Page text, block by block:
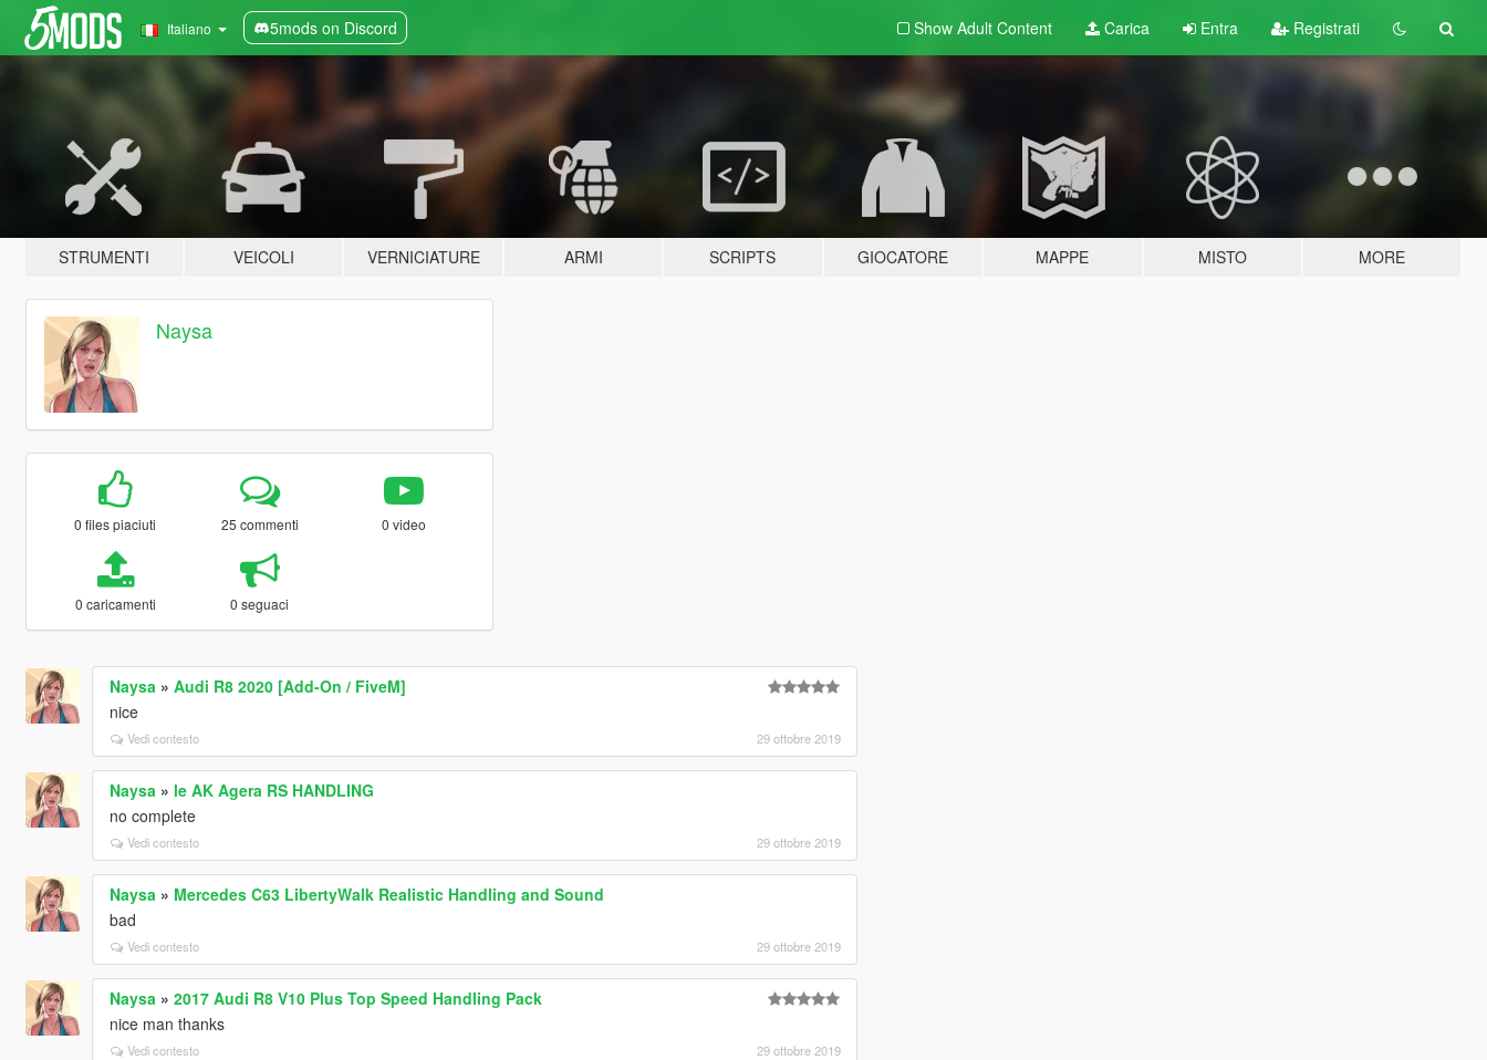
Italiano 5mods on Discord Show Adult Content Carica Entra Registrati
STRUMENTI VEICOLI VERNICIATURE ARMI SCRIPTS GIOCATORE MAPPE MISTO MORE
Naysa
0 files piaciuti 25 commenti 0 video
0 caricamenti 0 seguaci
Naysa » Audi R8 2020 [Add-On / FiveM]
nice
Vedi contesto 29 ottobre 2019
Naysa » le AK Agera RS HANDLING
no complete
Vedi contesto 29 ottobre 2019
Naysa » Mercedes C63 LibertyWalk Realistic Handling and Sound
bad
Vedi contesto 29 ottobre 2019
Naysa » 2017 Audi R8 V10 Plus Top Speed Handling Pack
nice man thanks
Vedi contesto 29 ottobre 2019